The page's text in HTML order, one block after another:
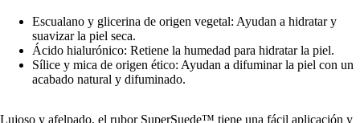
Regalo
MINIS
Minis
Escualano y glicerina de origen vegetal: Ayudan a hidratar y
suavizar la piel seca.
Ácido hialurónico: Retiene la humedad para hidratar la piel.
Sílice y mica de origen ético: Ayudan a difuminar la piel con un
acabado natural y difuminado.
Lujoso y afelpado, el rubor SuperSuede™ tiene una fácil aplicación y